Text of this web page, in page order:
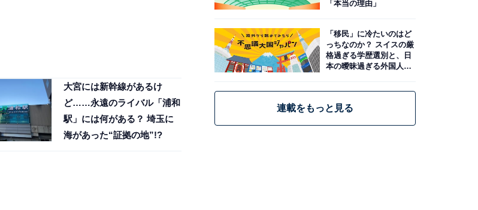
大宮には新幹線があるけ
ど……永遠のライバル「浦和
駅」には何がある？ 埼玉に
海があった“証拠の地”!?
「本当の理由」
「移民」に冷たいのはど
っちなのか？ スイスの厳
格過ぎる学歴選別と、日
本の曖昧過ぎる外国人政
連載をもっと見る